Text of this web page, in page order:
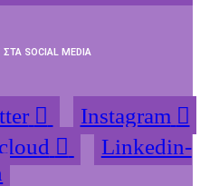
SOCIAL MEDIA
Instagram
Linkedin-